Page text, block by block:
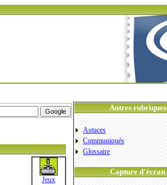
Jeux
Autres rubriques
Astuces
Communiqués
Glossaire
Capture d'écran